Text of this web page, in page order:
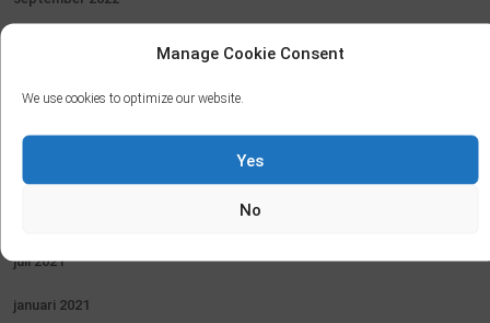
Manage Cookie Consent
We use cookies to optimize our website.
Yes
No
juli 2021
januari 2021